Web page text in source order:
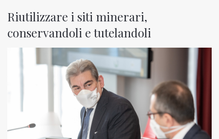
Riutilizzare i siti minerari,
conservandoli e tutelandoli